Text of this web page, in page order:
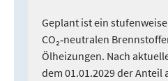
Geplant ist ein
CO₂‑neutralen
Ölheizungen. Nach
dem 01.01.2029 der